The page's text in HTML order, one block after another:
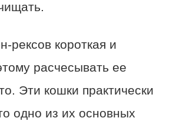
рексов короткая и
расчесывать ее
Эти кошки практически
одно из их основных